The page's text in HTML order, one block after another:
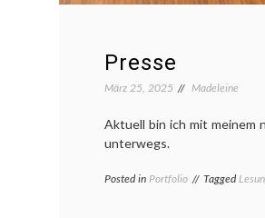
Presse
März 25, 2025 Madeleine
Aktuell bin ich mit meinem
unterwegs.
Posted in Portfolio Tagged